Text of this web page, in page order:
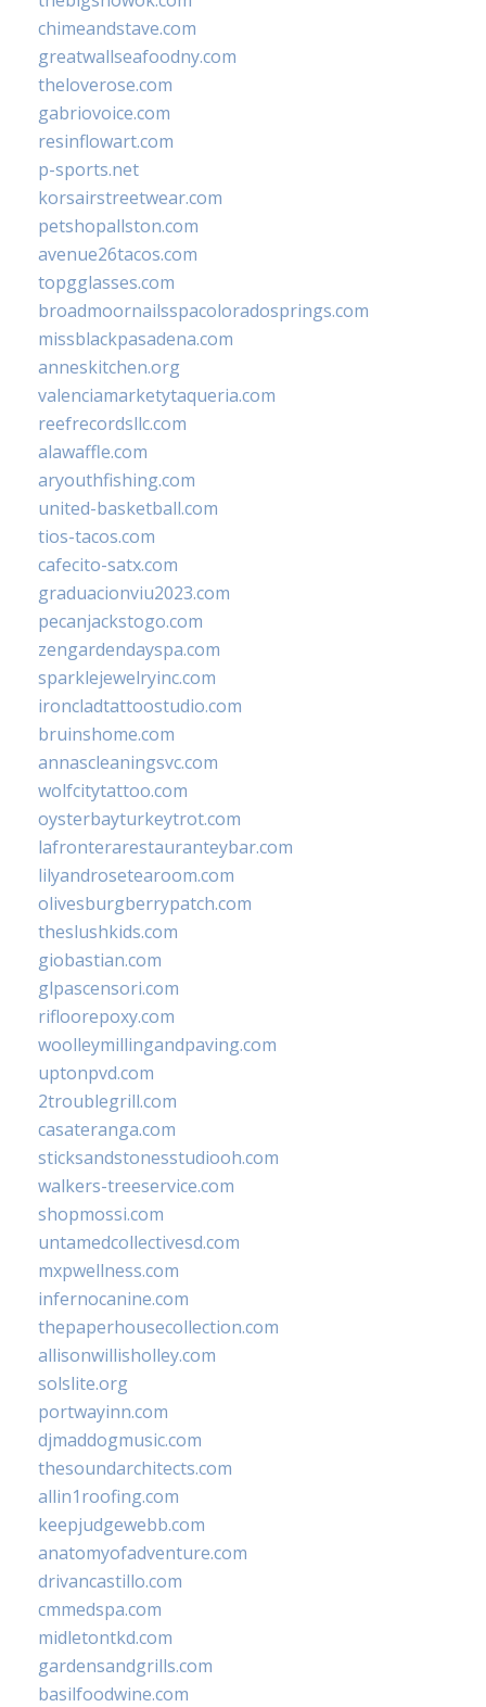
chimeandstave.com
greatwallseafoodny.com
theloverose.com
gabriovoice.com
resinflowart.com
p-sports.net
korsairstreetwear.com
petshopallston.com
avenue26tacos.com
topgglasses.com
broadmoornailsspacoloradosprings.com
missblackpasadena.com
anneskitchen.org
valenciamarketytaqueria.com
reefrecordsllc.com
alawaffle.com
aryouthfishing.com
united-basketball.com
tios-tacos.com
cafecito-satx.com
graduacionviu2023.com
pecanjackstogo.com
zengardendayspa.com
sparklejewelryinc.com
ironcladtattoostudio.com
bruinshome.com
annascleaningsvc.com
wolfcitytattoo.com
oysterbayturkeytrot.com
lafronterarestauranteybar.com
lilyandrosetearoom.com
olivesburgberrypatch.com
theslushkids.com
giobastian.com
glpascensori.com
rifloorepoxy.com
woolleymillingandpaving.com
uptonpvd.com
2troublegrill.com
casateranga.com
sticksandstonesstudiooh.com
walkers-treeservice.com
shopmossi.com
untamedcollectivesd.com
mxpwellness.com
infernocanine.com
thepaperhousecollection.com
allisonwillisholley.com
solslite.org
portwayinn.com
djmaddogmusic.com
thesoundarchitects.com
allin1roofing.com
keepjudgewebb.com
anatomyofadventure.com
drivancastillo.com
cmmedspa.com
midletontkd.com
gardensandgrills.com
basilfoodwine.com